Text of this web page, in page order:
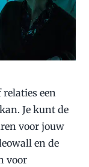
een
Je kunt de
voor jouw
en de
voor